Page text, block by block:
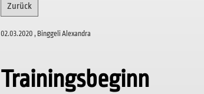
Zurück
02.03.2020 , Binggeli Alexandra
Trainingsbeginn